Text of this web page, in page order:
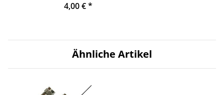
4,00 €*
Ähnliche Artikel